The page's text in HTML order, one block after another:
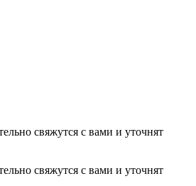
свяжутся с вами и уточнят
свяжутся с вами и уточнят